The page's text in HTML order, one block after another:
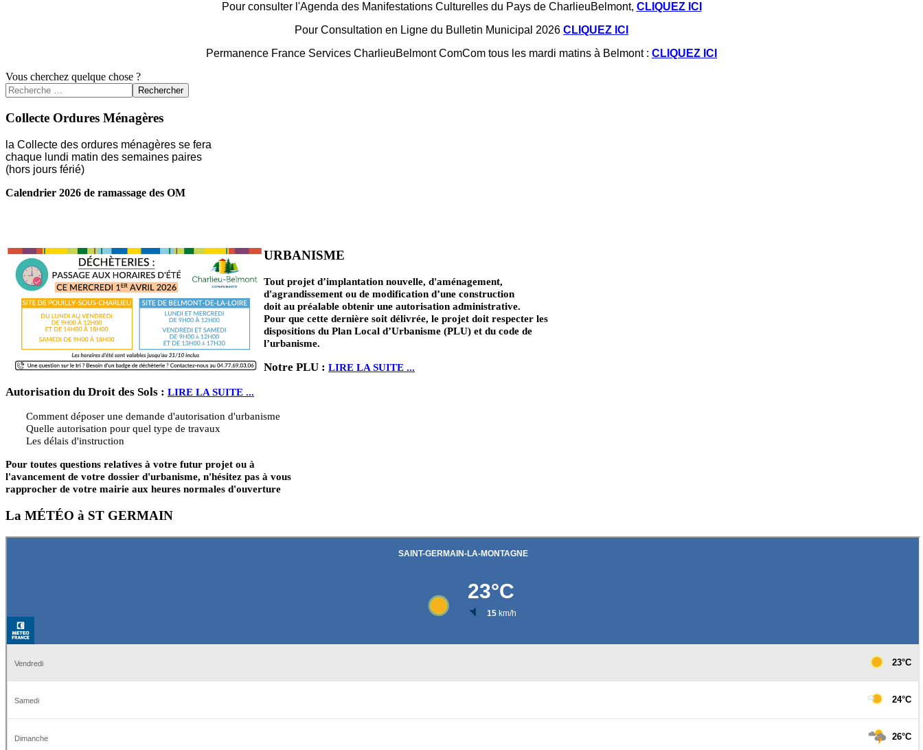
Pour consulter l'Agenda des Manifestations Culturelles du Pays de CharlieuBelmont, CLIQUEZ ICI
Pour Consultation en Ligne du Bulletin Municipal 2026 CLIQUEZ ICI
Permanence France Services CharlieuBelmont ComCom tous les mardi matins à Belmont : CLIQUEZ ICI
Vous cherchez quelque chose ?
Rechercher
Collecte Ordures Ménagères
la Collecte des ordures ménagères se fera
chaque lundi matin des semaines paires
(hors jours férié)
Calendrier 2026 de ramassage des OM
URBANISME
Tout projet d’implantation nouvelle, d'aménagement,
d'agrandissement ou de modification d’une construction
doit au préalable obtenir une autorisation administrative.
Pour que cette dernière soit délivrée, le projet doit respecter les
dispositions du Plan Local d’Urbanisme (PLU) et du code de
l’urbanisme.
Notre PLU : LIRE LA SUITE ...
Autorisation du Droit des Sols : LIRE LA SUITE ...
Comment déposer une demande d'autorisation d'urbanisme
Quelle autorisation pour quel type de travaux
Les délais d'instruction
Pour toutes questions relatives à votre futur projet ou à
l'avancement de votre dossier d'urbanisme, n'hésitez pas à vous
rapprocher de votre mairie aux heures normales d'ouverture
La MÉTÉO à ST GERMAIN